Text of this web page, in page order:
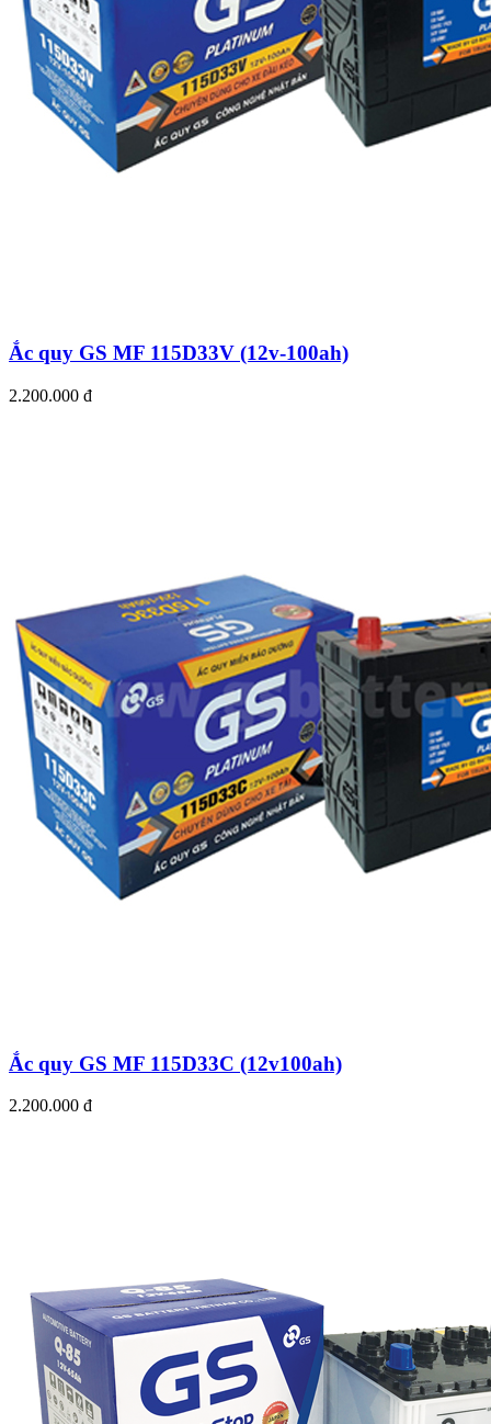
Ắc quy GS MF 115D33V (12v-100ah)
2.200.000 đ
Ắc quy GS MF 115D33C (12v100ah)
2.200.000 đ